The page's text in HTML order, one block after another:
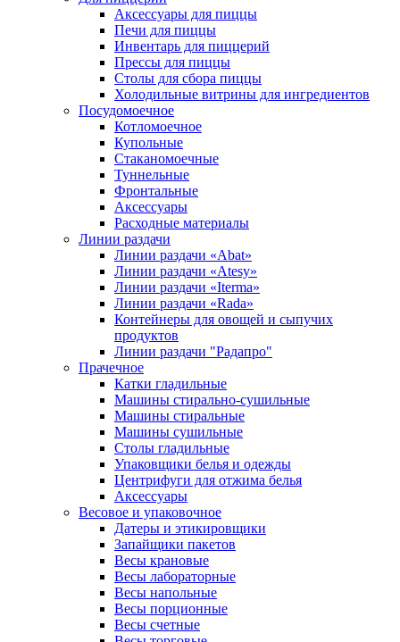
Аксессуары для пиццы
Печи для пиццы
Инвентарь для пиццерий
Прессы для пиццы
Столы для сбора пиццы
Холодильные витрины для ингредиентов
Посудомоечное
Котломоечное
Купольные
Стаканомоечные
Туннельные
Фронтальные
Аксессуары
Расходные материалы
Линии раздачи
Линии раздачи «Abat»
Линии раздачи «Atesy»
Линии раздачи «Iterma»
Линии раздачи «Rada»
Контейнеры для овощей и сыпучих
продуктов
Линии раздачи "Радапро"
Прачечное
Катки гладильные
Машины стирально-сушильные
Машины стиральные
Машины сушильные
Столы гладильные
Упаковщики белья и одежды
Центрифуги для отжима белья
Аксессуары
Весовое и упаковочное
Датеры и этикировщики
Запайщики пакетов
Весы крановые
Весы лабораторные
Весы напольные
Весы порционные
Весы счетные